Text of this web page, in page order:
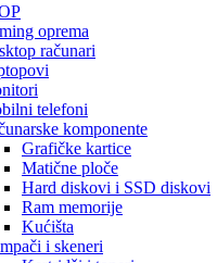
oprema
računari
telefoni
komponente
Grafičke kartice
Matične ploče
Hard diskovi i SSD diskovi
Ram memorije
Kućišta
i skeneri